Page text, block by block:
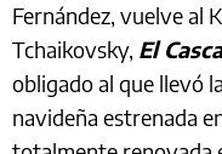
Fernández, vuelve al
Tchaikovsky, El
obligado al que llevó
navideña estrenada